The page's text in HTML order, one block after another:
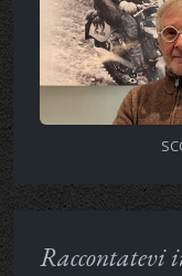
Raccontatevi